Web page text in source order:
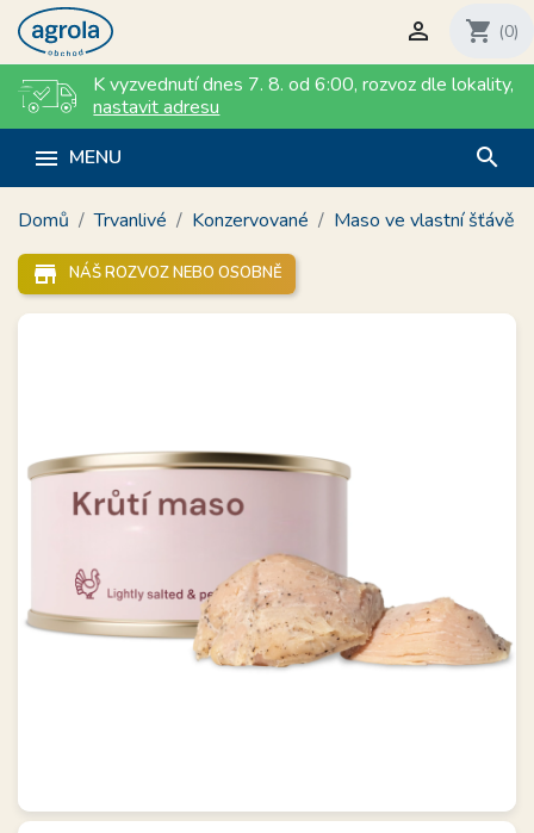
 shopping_cart (0)
K vyzvednutí dnes 7. 8. od 6:00,rozvoz dle lokality,
nastavit adresu
 MENU search
Domů Trvanlivé Konzervované Maso ve vlastní šťávě
store_mall_directory NÁŠ ROZVOZ NEBO OSOBNĚ